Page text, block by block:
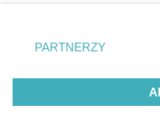
© 2026
zmienić/wycofać klikając
znajdujący się w lewym
rodzaje przetwarzania
użytkownika, ale masz
przetwarzaniu.
PARTNERZY